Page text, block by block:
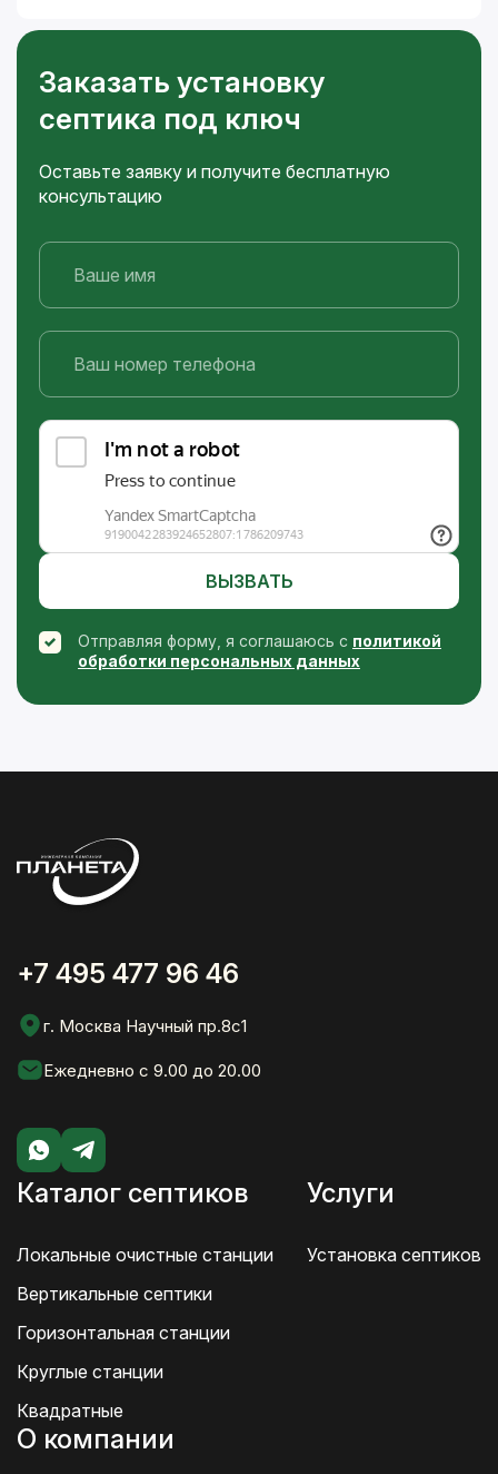
Заказать установку
септика под ключ
Оставьте заявку и получите бесплатную
консультацию
ВЫЗВАТЬ
Отправляя форму, я соглашаюсь с политикой
обработки персональных данных
+7 495 477 96 46
г. Москва Научный пр.8с1
Ежедневно с 9.00 до 20.00
Каталог септиков
Локальные очистные станции
Вертикальные септики
Горизонтальная станции
Круглые станции
Квадратные
Услуги
Установка септиков
О компании